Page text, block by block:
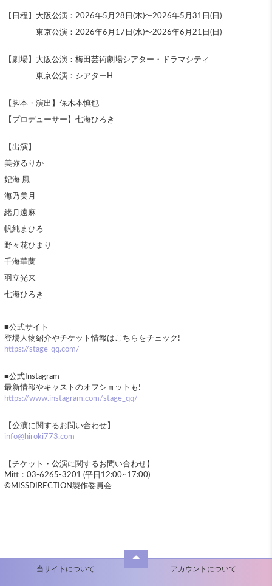
【日程】大阪公演：2026年5月28日(木)〜2026年5月31日(日)
東京公演：2026年6月17日(水)〜2026年6月21日(日)
【劇場】大阪公演：梅田芸術劇場シアター・ドラマシティ
東京公演：シアターH
【脚本・演出】保木本慎也
【プロデューサー】七海ひろき
【出演】
美弥るりか
妃海 風
海乃美月
緒月遠麻
帆純まひろ
野々花ひまり
千海華蘭
羽立光来
七海ひろき
■公式サイト
登場人物紹介やチケット情報はこちらをチェック!
https://stage-qq.com/
■公式Instagram
最新情報やキャストのオフショットも!
https://www.instagram.com/stage_qq/
【公演に関するお問い合わせ】
info@hiroki773.com
【チケット・公演に関するお問い合わせ】
Mitt：03-6265-3201 (平日12:00~17:00)
©MISSDIRECTION製作委員会
当サイトについて アカウントについて